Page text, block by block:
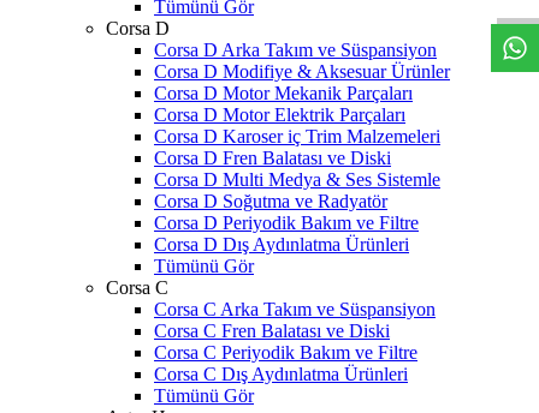
Tümünü Gör
Corsa D
Corsa D Arka Takım ve Süspansiyon
Corsa D Modifiye & Aksesuar Ürünler
Corsa D Motor Mekanik Parçaları
Corsa D Motor Elektrik Parçaları
Corsa D Karoser iç Trim Malzemeleri
Corsa D Fren Balatası ve Diski
Corsa D Multi Medya & Ses Sistemle
Corsa D Soğutma ve Radyatör
Corsa D Periyodik Bakım ve Filtre
Corsa D Dış Aydınlatma Ürünleri
Tümünü Gör
Corsa C
Corsa C Arka Takım ve Süspansiyon
Corsa C Fren Balatası ve Diski
Corsa C Periyodik Bakım ve Filtre
Corsa C Dış Aydınlatma Ürünleri
Tümünü Gör